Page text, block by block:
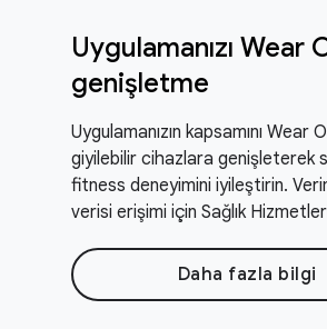
Uygulamanızı Wear
genişletme
Uygulamanızın kapsamını Wear
giyilebilir cihazlara genişleterek
fitness deneyimini iyileştirin.
verisi erişimi için Sağlık
Daha fazla bilgi